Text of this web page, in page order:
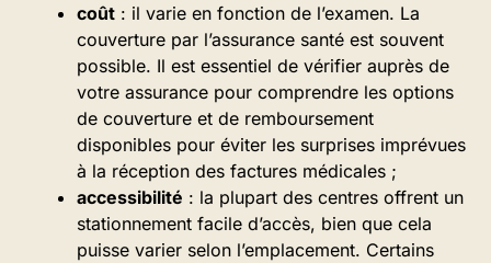
coût : il varie en fonction de l’examen. La
couverture par l’assurance santé est souvent
possible. Il est essentiel de vérifier auprès de
votre assurance pour comprendre les options
de couverture et de remboursement
disponibles pour éviter les surprises imprévues
à la réception des factures médicales ;
accessibilité : la plupart des centres offrent un
stationnement facile d’accès, bien que cela
puisse varier selon l’emplacement. Certains